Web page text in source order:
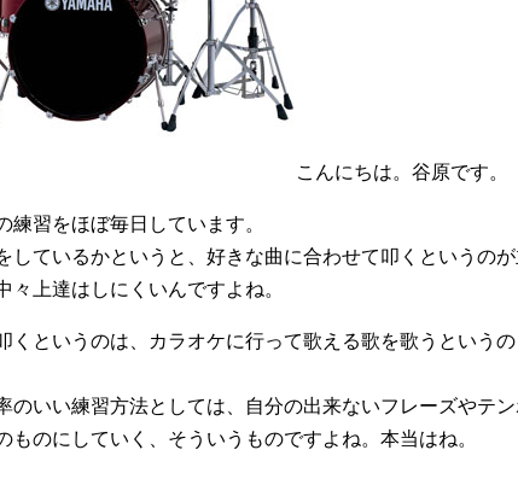
こんにちは。谷原です。
練習をほぼ毎日しています。
しているかというと、好きな曲に合わせて叩くというのが
々上達はしにくいんですよね。
くというのは、カラオケに行って歌える歌を歌うという
のいい練習方法としては、自分の出来ないフレーズやテ
ものにしていく、そういうものですよね。本当はね。